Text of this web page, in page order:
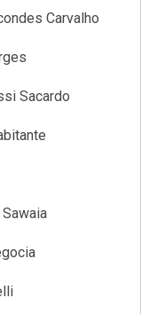
Carvalho
Sacardo